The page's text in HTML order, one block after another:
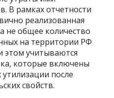
В рамках отчетности
реализованная
не общее количество
на территории РФ
этом учитываются
которые включены
после
свойств.